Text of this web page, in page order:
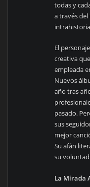
todas y
a través
El
creativa
empleada
Nuevos
año tras
pasado.
sus
mejor
Su afán
su
La Mirada